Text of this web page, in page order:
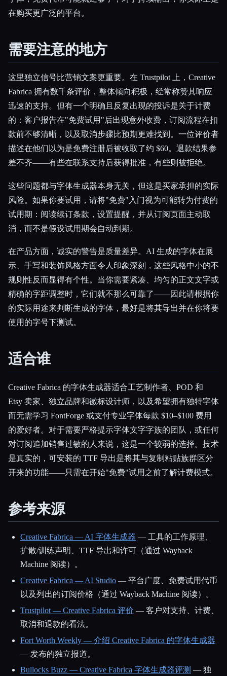
在购买更广泛的平台。
需要注意的地方
这里独立信号比营销文案更重要。在 Trustpilot 上，Creative
Fabrica 拥有数千条评价，整体倾向积极，经常称赞其响应
迅速的支持。但有一个明确且反复出现的投诉是关于计费
的：客户报告在"免费试用"后出现意外收费，订阅流程在扣
款前不够清晰，以及取消步骤比预期更难找到。一位评价者
描述在他们以为是免费注册后被收取了约 $60。退款结果参
差不齐——有些在联系支持后获得批准，有些则被拒绝。
这些问题都与字体生成器本身无关，但这是买家承担的实际
风险。如果你要试用，请将"免费"入门视为可能转为付费的
试用期：阅读续订条款，设置提醒，并从订阅页面主动取
消，而不是假设试用期会自动到期。
在产品方面，诚实的警告是质量差异。AI 生成的字体在展
示、手写和装饰风格方面令人印象深刻，这些风格中小的不
规则性反而显得有个性。当你需要紧凑、均匀的正文文字或
精确的字距调整时，它们就不那么可靠了——因此请根据你
的实际用途来判断生成的字体，最好是将其导出并在你将要
使用的字号下测试。
适合谁
Creative Fabrica 的字体生成器适合工艺制作者、POD 和
Etsy 卖家、独立品牌和徽标设计师，以及希望拥有独特字体
而无需学习 FontForge 或支付专业字体每款 $10–$100 费用
的爱好者。对于需要严格提示字体文字字族的团队，或任何
对订阅追加销售过敏的人来说，这是一个较弱的选择。技术
是真实的，可安装的 TTF 导出是将其与复制粘贴族群区分
开来的功能——只需在开始"免费"试用之前了解计费模式。
参考来源
Creative Fabrica — AI 字体生成器 — 工具的工作原理、
扩散/训练声明、TTF 导出和许可（通过 Wayback
Machine 阅读）。
Creative Fabrica — AI Studio — 平台广度、免费试用代币
以及列出的订阅价格（通过 Wayback Machine 阅读）。
Trustpilot — Creative Fabrica 评价 — 客户对支持、计费、
取消和退款的看法。
Fort Worth Weekly — 介绍 Creative Fabrica 的字体生成器
— 发布的独立报道。
Bullocks Buzz — Creative Fabrica 字体生成器评测 — 独